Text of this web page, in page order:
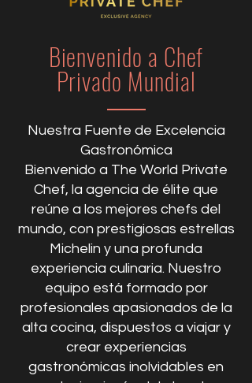
Bienvenido a Chef
Privado Mundial
Nuestra Fuente de Excelencia
Gastronómica
Bienvenido a The World Private
Chef, la agencia de élite que
reúne a los mejores chefs del
mundo, con prestigiosas estrellas
Michelin y una profunda
experiencia culinaria. Nuestro
equipo está formado por
profesionales apasionados de la
alta cocina, dispuestos a viajar y
crear experiencias
gastronómicas inolvidables en